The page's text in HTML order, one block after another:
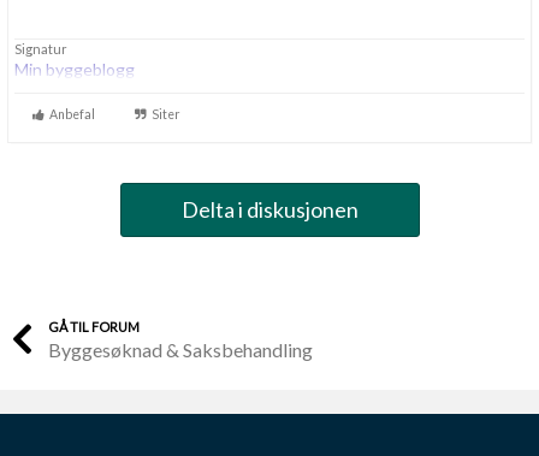
Signatur
Min byggeblogg
Anbefal Siter
Delta i diskusjonen
GÅ TIL FORUM
Byggesøknad & Saksbehandling